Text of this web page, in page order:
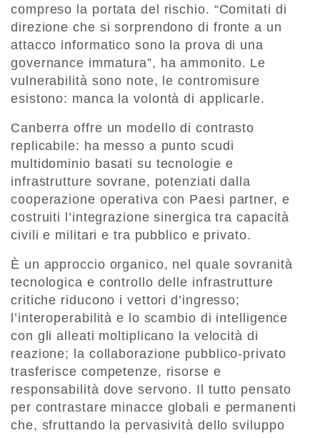
compreso la portata del rischio. “Comitati di
direzione che si sorprendono di fronte a un
attacco informatico sono la prova di una
governance immatura”, ha ammonito. Le
vulnerabilità sono note, le contromisure
esistono: manca la volontà di applicarle.
Canberra offre un modello di contrasto
replicabile: ha messo a punto scudi
multidominio basati su tecnologie e
infrastrutture sovrane, potenziati dalla
cooperazione operativa con Paesi partner, e
costruiti l’integrazione sinergica tra capacità
civili e militari e tra pubblico e privato.
È un approccio organico, nel quale sovranità
tecnologica e controllo delle infrastrutture
critiche riducono i vettori d’ingresso;
l’interoperabilità e lo scambio di intelligence
con gli alleati moltiplicano la velocità di
reazione; la collaborazione pubblico-privato
trasferisce competenze, risorse e
responsabilità dove servono. Il tutto pensato
per contrastare minacce globali e permanenti
che, sfruttando la pervasività dello sviluppo